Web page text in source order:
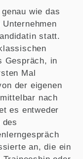
wie das
statt.
Gespräch, in
Mal
der eigenen
nach
es entweder
an, die ein